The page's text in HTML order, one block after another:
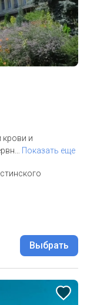
крови и
Показать еще
Выбрать